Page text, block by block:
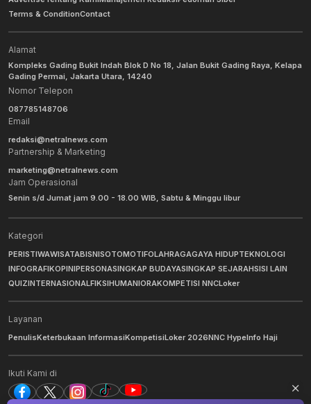
Terms & ConditionContact
Alamat
Kompleks Gading Bukit Indah Blok D No 18, Jalan Bukit Gading Raya, Kelapa
Gading Permai, Jakarta Utara, 14240
Nomor Telepon
087785148706
Email
redaksi@netralnews.com
Partnership & Marketing
marketing@netralnews.com
Jam Operasional
Senin s/d Jumat jam 9.00 - 18.00 WIB, Sabtu & Minggu libur
Kategori
PERISTIWAWISATABISNISOTOMOTIFOLAHRAGAGAYA HIDUPTEKNOLOGI
INFOGRAFIKOPINIPERSONASINGKAP BUDAYASINGKAP SEJARAHSISI LAIN
QUIZINTERNASIONALFIKSIHUMANIORAKOMPETISI NNCLoker
Layanan
PenulisKeterbukaan InformasiKompetisiLoker 2026NNC HypeInfo Haji
Ikuti Kami di